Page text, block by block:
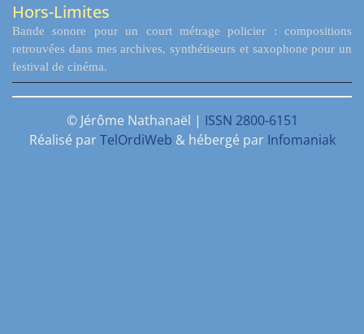
Hors-Limites
Bande sonore pour un court métrage policier : compositions
retrouvées dans mes archives, synthétiseurs et saxophone pour un
festival de cinéma.
© Jérôme Nathanaël | ISSN 2800-6151
Réalisé parTelOrdiWeb & hébergé par Infomaniak